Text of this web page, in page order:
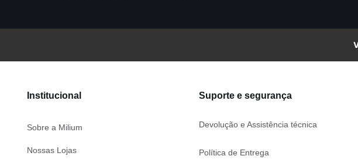
Institucional
Sobre a Milium
Nossas Lojas
Suporte e segurança
Devolução e Assistência técnica
Política de Entrega